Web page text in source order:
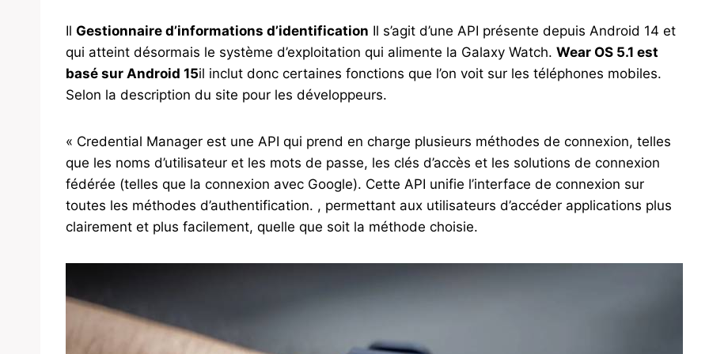
Il Gestionnaire d’informations d’identification Il s’agit d’une API présente depuis Android 14 et
qui atteint désormais le système d’exploitation qui alimente la Galaxy Watch. Wear OS 5.1 est
basé sur Android 15il inclut donc certaines fonctions que l’on voit sur les téléphones mobiles.
Selon la description du site pour les développeurs.
« Credential Manager est une API qui prend en charge plusieurs méthodes de connexion, telles
que les noms d’utilisateur et les mots de passe, les clés d’accès et les solutions de connexion
fédérée (telles que la connexion avec Google). Cette API unifie l’interface de connexion sur
toutes les méthodes d’authentification. , permettant aux utilisateurs d’accéder applications plus
clairement et plus facilement, quelle que soit la méthode choisie.